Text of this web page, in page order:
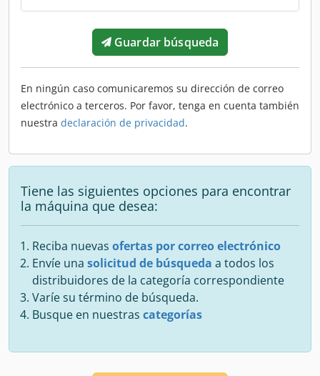
Guardar búsqueda
En ningún caso comunicaremos su dirección de correo
electrónico a terceros. Por favor, tenga en cuenta también
nuestra declaración de privacidad.
Tiene las siguientes opciones para encontrar
la máquina que desea:
Reciba nuevas ofertas por correo electrónico
Envíe una solicitud de búsqueda a todos los
distribuidores de la categoría correspondiente
Varíe su término de búsqueda.
Busque en nuestras categorías